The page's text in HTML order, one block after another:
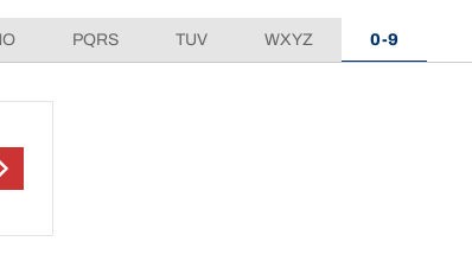
PQRS TUV WXYZ 0-9